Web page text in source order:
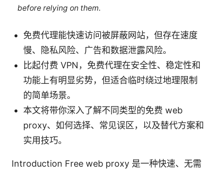
before relying on them.
免费代理能快速访问被屏蔽网站，但存在速度
慢、隐私风险、广告和数据泄露风险。
比起付费 VPN，免费代理在安全性、稳定性和
功能上有明显劣势，但适合临时绕过地理限制
的简单场景。
本文将带你深入了解不同类型的免费 web
proxy、如何选择、常见误区，以及替代方案和
实用技巧。
Introduction Free web proxy 是一种快速、无需